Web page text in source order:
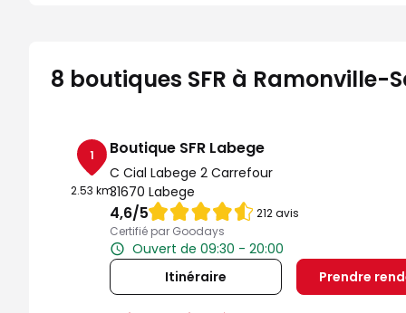
8 boutiques SFR à
1
2.53 km
Boutique SFR Labege
C Cial Labege 2 Carrefour
31670 Labege
4,6/5Note de 4.6 sur 5
212 avis
Certifié par Goodays
Ouvert de 09:30 - 20:00
Itinéraire
Prendre